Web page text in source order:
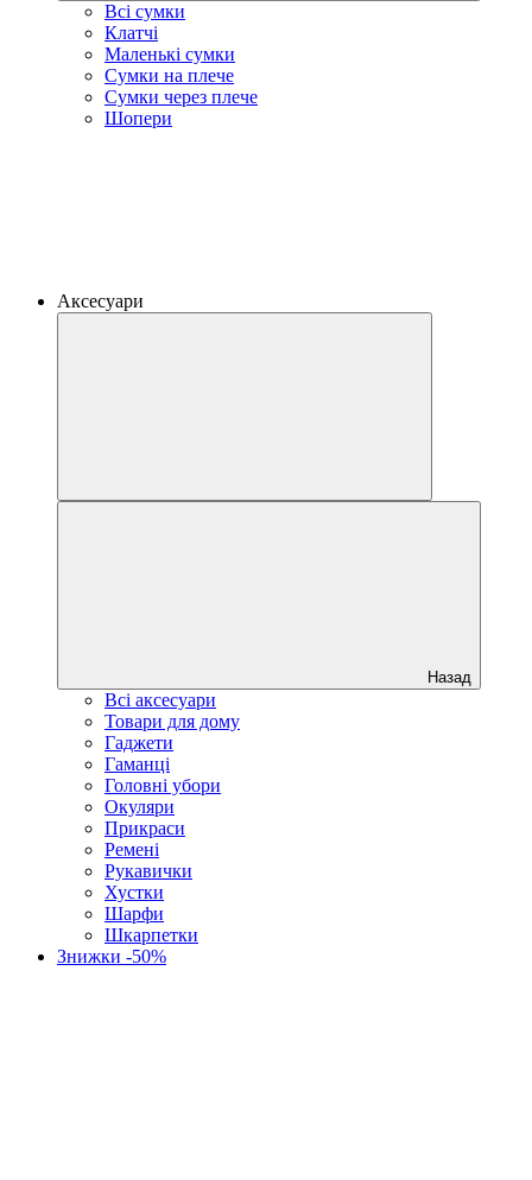
Всі сумки
Клатчі
Маленькі сумки
Сумки на плече
Сумки через плече
Шопери
Аксесуари
Назад
Всі аксесуари
Товари для дому
Гаджети
Гаманці
Головні убори
Окуляри
Прикраси
Ремені
Рукавички
Хустки
Шарфи
Шкарпетки
Знижки -50%